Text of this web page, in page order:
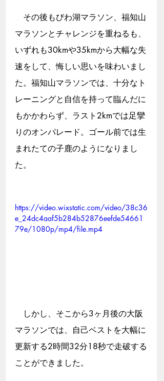
その後もびわ湖マラソン、福知山
マラソンとチャレンジを重ねるも、
いずれも30kmや35kmから大幅な失
速をして、悔しい思いを味わいまし
た。福知山マラソンでは、十分なト
レーニングと自信を持って臨んだに
もかかわらず、ラスト2kmでは足攣
りのオンパレード。ゴール前では生
まれたての子鹿のようになりまし
た。
https://video.wixstatic.com/video/38c36
e_24dc4aaf5b284b52876eefde54661
79e/1080p/mp4/file.mp4
しかし、そこから3ヶ月後の大阪
マラソンでは、自己ベストを大幅に
更新する2時間32分18秒で走破する
ことができました。